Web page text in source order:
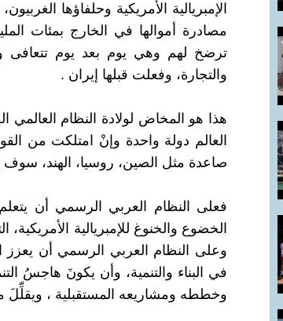
الإمبريالية الأمريكية وحلفاؤها
مصادرة أموالها في الخارج بمئات
ترضخ لهم وهي يوم بعد يوم تتعافى
والتجارة، وفعلت قبلها إيران .
هذا هو المخاض لولادة النظام
العالم دولة واحدة وإنْ امتلكت من
صاعدة مثل الصين، روسيا، الهند،
فعلى النظام العربي الرسمي أن
الخضوع والخنوغ للإمبريالية
وعلى النظام العربي الرسمي أن يعزز
في البناء والتنمية، وأن يكونَ هاجسُ
وخططه ومشاريعه المستقبلية ، ويقلِّلَ